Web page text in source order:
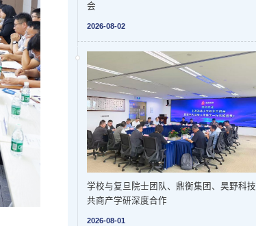
会
2026-08-02
学校与复旦院士团队、鼎衡集团、昊野科技
共商产学研深度合作
2026-08-01